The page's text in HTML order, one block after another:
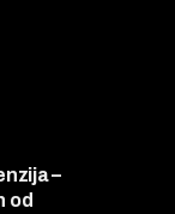
–
od